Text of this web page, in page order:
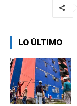
LO ÚLTIMO